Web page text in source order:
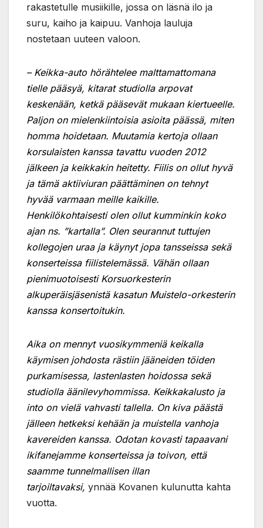
rakastetulle musiikille, jossa on läsnä ilo ja
suru, kaiho ja kaipuu. Vanhoja lauluja
nostetaan uuteen valoon.
– Keikka-auto hörähtelee malttamattomana
tielle pääsyä, kitarat studiolla arpovat
keskenään, ketkä pääsevät mukaan kiertueelle.
Paljon on mielenkiintoisia asioita päässä, miten
homma hoidetaan. Muutamia kertoja ollaan
korsulaisten kanssa tavattu vuoden 2012
jälkeen ja keikkakin heitetty. Fiilis on ollut hyvä
ja tämä aktiiviuran päättäminen on tehnyt
hyvää varmaan meille kaikille.
Henkilökohtaisesti olen ollut kumminkin koko
ajan ns. ”kartalla”. Olen seurannut tuttujen
kollegojen uraa ja käynyt jopa tansseissa sekä
konserteissa fiilistelemässä. Vähän ollaan
pienimuotoisesti Korsuorkesterin
alkuperäisjäsenistä kasatun Muistelo-orkesterin
kanssa konsertoitukin.
Aika on mennyt vuosikymmeniä keikalla
käymisen johdosta rästiin jääneiden töiden
purkamisessa, lastenlasten hoidossa sekä
studiolla äänilevyhommissa. Keikkakalusto ja
into on vielä vahvasti tallella. On kiva päästä
jälleen hetkeksi kehään ja muistella vanhoja
kavereiden kanssa. Odotan kovasti tapaavani
ikifanejamme konserteissa ja toivon, että
saamme tunnelmallisen illan
tarjoiltavaksi, ynnää Kovanen kulunutta kahta
vuotta.